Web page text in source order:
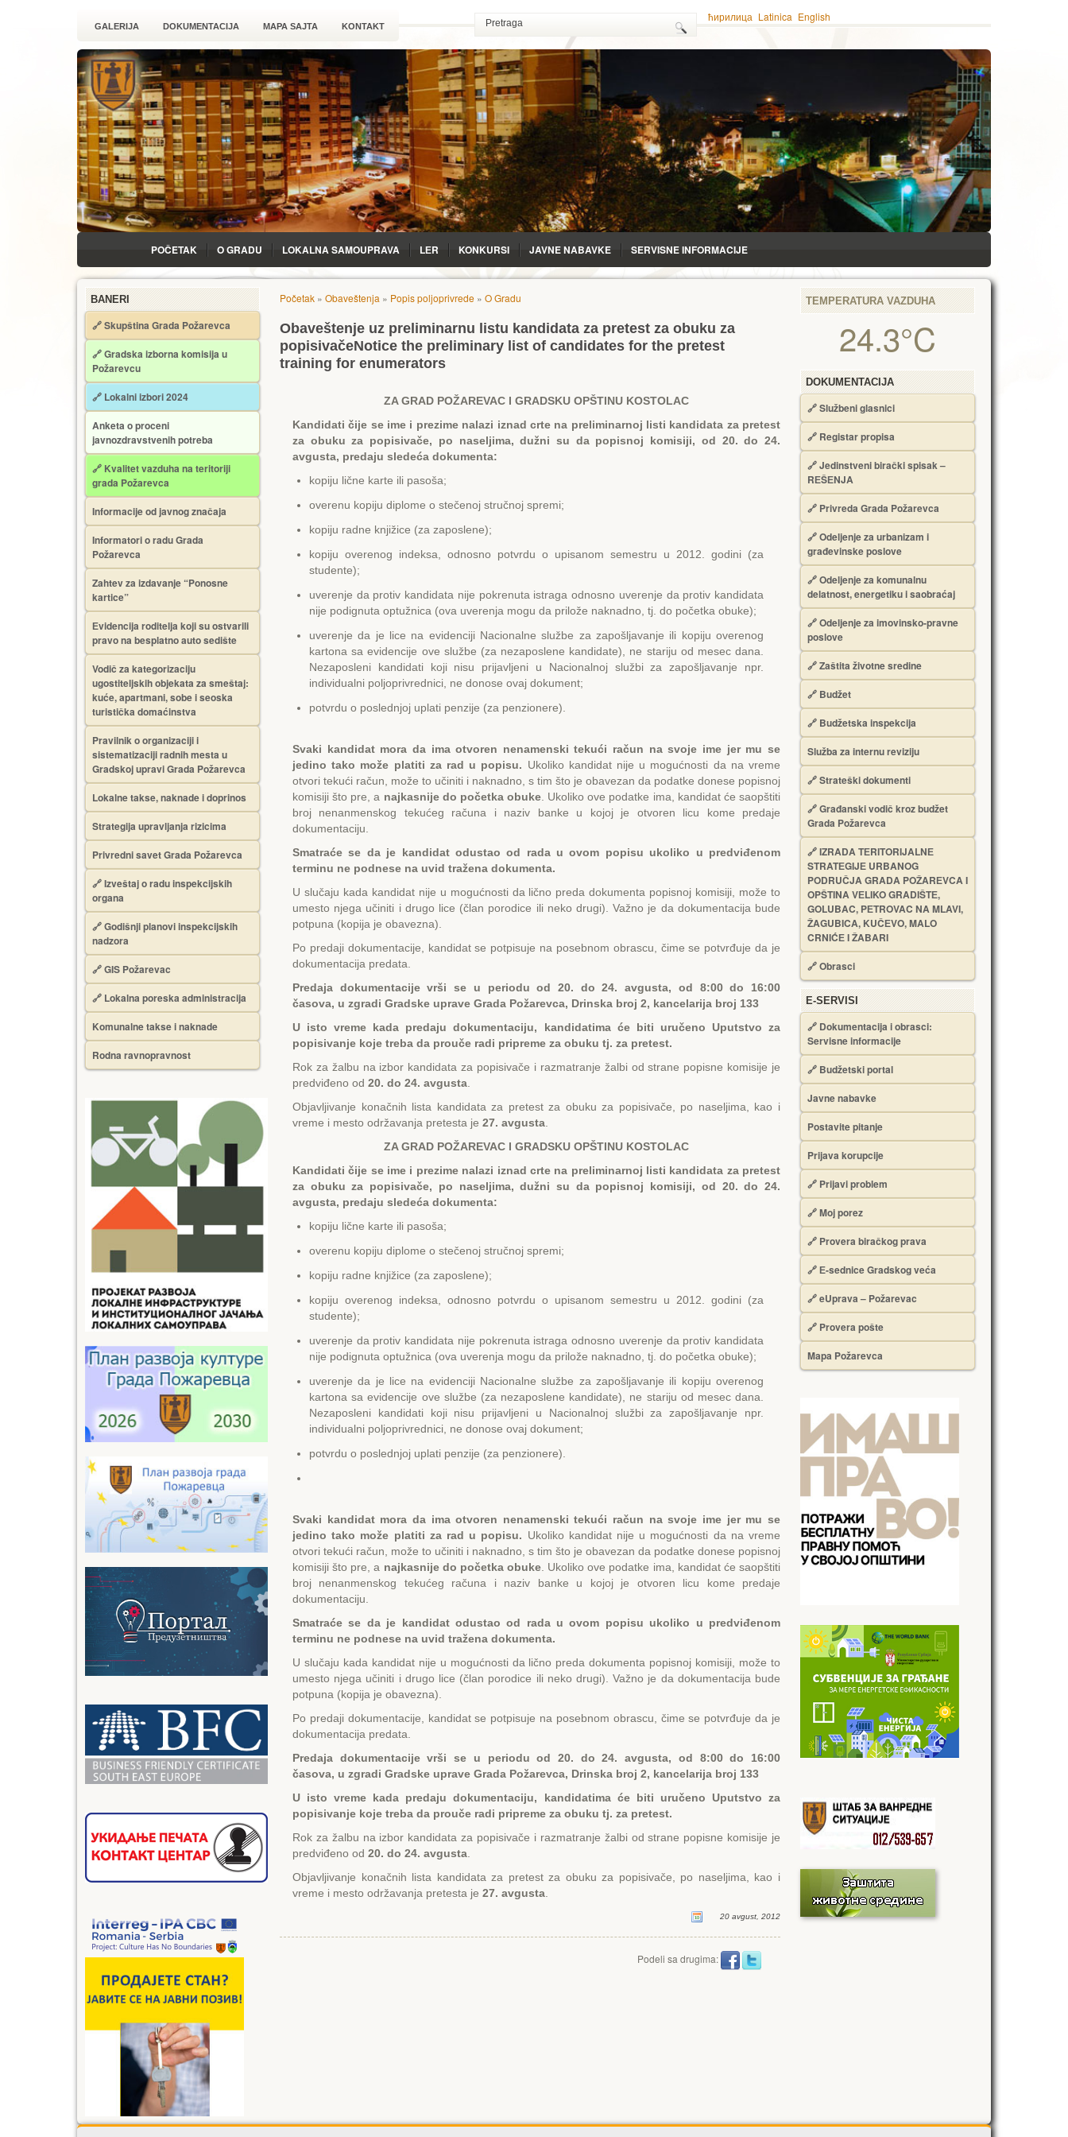
GALERIJA DOKUMENTACIJA MAPA SAJTA KONTAKT
ћирилица Latinica English
POČETAK O GRADU LOKALNA SAMOUPRAVA LЕR KONKURSI JAVNE NABAVKE SERVISNE INFORMACIJE
BANERI
🔗 Skupština Grada Požarevca
🔗Gradska izborna komisija u
Požarevcu
🔗 Lokalni izbori 2024
Anketa o proceni
javnozdravstvenih potreba
🔗 Kvalitet vazduha na teritoriji
grada Požarevca
Informacije od javnog značaja
Informatori o radu Grada
Požarevca
Zahtev za izdavanje “Ponosne
kartice”
Еvidencija roditelja koji su ostvarili
pravo na besplatno auto sedište
Vodič za kategorizaciju
ugostiteljskih objekata za smeštaj:
kuće, apartmani, sobe i seoska
turistička domaćinstva
Pravilnik o organizaciji i
sistematizaciji radnih mesta u
Gradskoj upravi Grada Požarevca
Lokalne takse, naknade i doprinos
Strategija upravljanja rizicima
Privredni savet Grada Požarevca
🔗Izveštaj o radu inspekcijskih
organa
🔗Godišnji planovi inspekcijskih
nadzora
🔗 GIS Požarevac
🔗 Lokalna poreska administracija
Komunalne takse i naknade
Rodna ravnopravnost
Početak » Obaveštenja » Popis poljoprivrede » O Gradu
Obaveštenje uz preliminarnu listu kandidata za pretest za obuku za
popisivačeNotice the preliminary list of candidates for the pretest
training for enumerators
ZA GRAD POŽARЕVAC I GRADSKU OPŠTINU KOSTOLAC
Kandidati čije se ime i prezime nalazi iznad crte na preliminarnoj listi kandidata za pretest
za obuku za popisivače, po naseljima, dužni su da popisnoj komisiji, od 20. do 24.
avgusta, predaju sledeća dokumenta:
kopiju lične karte ili pasoša;
overenu kopiju diplome o stečenoj stručnoj spremi;
kopiju radne knjižice (za zaposlene);
kopiju overenog indeksa, odnosno potvrdu o upisanom semestru u 2012. godini (za
studente);
uverenje da protiv kandidata nije pokrenuta istraga odnosno uverenje da protiv kandidata
nije podignuta optužnica (ova uverenja mogu da prilože naknadno, tj. do početka obuke);
uverenje da je lice na evidenciji Nacionalne službe za zapošljavanje ili kopiju overenog
kartona sa evidencije ove službe (za nezaposlene kandidate), ne stariju od mesec dana.
Nezaposleni kandidati koji nisu prijavljeni u Nacionalnoj službi za zapošljavanje npr.
individualni poljoprivrednici, ne donose ovaj dokument;
potvrdu o poslednjoj uplati penzije (za penzionere).
Svaki kandidat mora da ima otvoren nenamenski tekući račun na svoje ime jer mu se
jedino tako može platiti za rad u popisu. Ukoliko kandidat nije u mogućnosti da na vreme
otvori tekući račun, može to učiniti i naknadno, s tim što je obavezan da podatke donese popisnoj
komisiji što pre, a najkasnije do početka obuke . Ukoliko ove podatke ima, kandidat će saopštiti
broj nenanmenskog tekućeg računa i naziv banke u kojoj je otvoren licu kome predaje
dokumentaciju.
Smatraće se da je kandidat odustao od rada u ovom popisu ukoliko u predviđenom
terminu ne podnese na uvid tražena dokumenta.
U slučaju kada kandidat nije u mogućnosti da lično preda dokumenta popisnoj komisiji, može to
umesto njega učiniti i drugo lice (član porodice ili neko drugi). Važno je da dokumentacija bude
potpuna (kopija je obavezna).
Po predaji dokumentacije, kandidat se potpisuje na posebnom obrascu, čime se potvrđuje da je
dokumentacija predata.
Predaja dokumentacije vrši se u periodu od 20. do 24. avgusta, od 8:00 do 16:00
časova, u zgradi Gradske uprave Grada Požarevca, Drinska broj 2, kancelarija broj 133
U isto vreme kada predaju dokumentaciju, kandidatima će biti uručeno Uputstvo za
popisivanje koje treba da prouče radi pripreme za obuku tj. za pretest.
Rok za žalbu na izbor kandidata za popisivače i razmatranje žalbi od strane popisne komisije je
predviđeno od 20. do 24. avgusta
Objavljivanje konačnih lista kandidata za pretest za obuku za popisivače, po naseljima, kao i
vreme i mesto održavanja pretesta je 27. avgusta
ZA GRAD POŽAREVAC I GRADSKU OPŠTINU KOSTOLAC
Kandidati čije se ime i prezime nalazi iznad crte na preliminarnoj listi kandidata za pretest
za obuku za popisivače, po naseljima, dužni su da popisnoj komisiji, od 20. do 24.
avgusta, predaju sledeća dokumenta:
kopiju lične karte ili pasoša;
overenu kopiju diplome o stečenoj stručnoj spremi;
kopiju radne knjižice (za zaposlene);
kopiju overenog indeksa, odnosno potvrdu o upisanom semestru u 2012. godini (za
studente);
uverenje da protiv kandidata nije pokrenuta istraga odnosno uverenje da protiv kandidata
nije podignuta optužnica (ova uverenja mogu da prilože naknadno, tj. do početka obuke);
uverenje da je lice na evidenciji Nacionalne službe za zapošljavanje ili kopiju overenog
kartona sa evidencije ove službe (za nezaposlene kandidate), ne stariju od mesec dana.
Nezaposleni kandidati koji nisu prijavljeni u Nacionalnoj službi za zapošljavanje npr.
individualni poljoprivrednici, ne donose ovaj dokument;
potvrdu o poslednjoj uplati penzije (za penzionere).
Svaki kandidat mora da ima otvoren nenamenski tekući račun na svoje ime jer mu se
jedino tako može platiti za rad u popisu. Ukoliko kandidat nije u mogućnosti da na vreme
otvori tekući račun, može to učiniti i naknadno, s tim što je obavezan da podatke donese popisnoj
komisiji što pre, a najkasnije do početka obuke . Ukoliko ove podatke ima, kandidat će saopštiti
broj nenanmenskog tekućeg računa i naziv banke u kojoj je otvoren licu kome predaje
dokumentaciju.
Smatraće se da je kandidat odustao od rada u ovom popisu ukoliko u predviđenom
terminu ne podnese na uvid tražena dokumenta.
U slučaju kada kandidat nije u mogućnosti da lično preda dokumenta popisnoj komisiji, može to
umesto njega učiniti i drugo lice (član porodice ili neko drugi). Važno je da dokumentacija bude
potpuna (kopija je obavezna).
Po predaji dokumentacije, kandidat se potpisuje na posebnom obrascu, čime se potvrđuje da je
dokumentacija predata.
Predaja dokumentacije vrši se u periodu od 20. do 24. avgusta, od 8:00 do 16:00
časova, u zgradi Gradske uprave Grada Požarevca, Drinska broj 2, kancelarija broj 133
U isto vreme kada predaju dokumentaciju, kandidatima će biti uručeno Uputstvo za
popisivanje koje treba da prouče radi pripreme za obuku tj. za pretest.
Rok za žalbu na izbor kandidata za popisivače i razmatranje žalbi od strane popisne komisije je
predviđeno od 20. do 24. avgusta
Objavljivanje konačnih lista kandidata za pretest za obuku za popisivače, po naseljima, kao i
vreme i mesto održavanja pretesta je 27. avgusta
20 avgust, 2012
Podeli sa drugima:
TEMPERATURA VAZDUHA
24.3°C
DOKUMENTACIJA
🔗Službeni glasnici
🔗 Registar propisa
🔗Jedinstveni birački spisak –
RЕŠЕNJA
🔗 Privreda Grada Požarevca
🔗Odeljenje za urbanizam i
građevinske poslove
🔗Odeljenje za komunalnu
delatnost, energetiku i saobraćaj
🔗Odeljenje za imovinsko-pravne
poslove
🔗Zaštita životne sredine
🔗 Budžet
🔗 Budžetska inspekcija
Služba za internu reviziju
🔗Strateški dokumenti
🔗Građanski vodič kroz budžet
Grada Požarevca
🔗IZRADA TЕRITORIJALNЕ
STRATЕGIJЕ URBANOG
PODRUČJA GRADA POŽARЕVCA I
OPŠTINA VЕLIKO GRADIŠTЕ,
GOLUBAC, PЕTROVAC NA MLAVI,
ŽAGUBICA, KUČЕVO, MALO
CRNIĆЕ I ŽABARI
🔗Obrasci
Е-SERVISI
🔗 Dokumentacija i obrasci:
Servisne informacije
🔗 Budžetski portal
Javne nabavke
Postavite pitanje
Prijava korupcije
🔗 Prijavi problem
🔗 Moj porez
🔗 Provera biračkog prava
🔗 Е-sednice Gradskog veća
🔗 eUprava – Požarevac
🔗 Provera pošte
Mapa Požarevca